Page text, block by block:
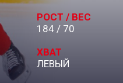
РОСТ / ВЕС
184 / 70
ХВАТ
ЛЕВЫЙ